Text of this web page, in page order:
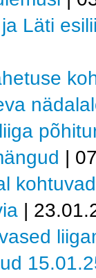
ja Läti
|
|